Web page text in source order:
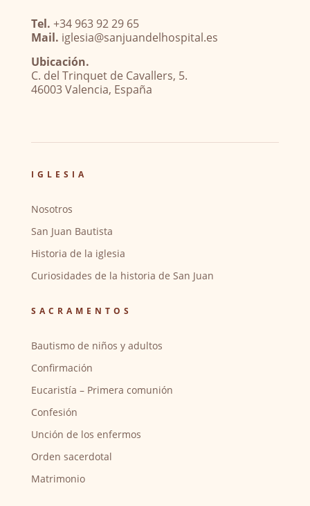
Tel. +34 963 92 29 65
Mail. iglesia@sanjuandelhospital.es
Ubicación.
C. del Trinquet de Cavallers, 5.
46003 Valencia, España
IGLESIA
Nosotros
San Juan Bautista
Historia de la iglesia
Curiosidades de la historia de San Juan
SACRAMENTOS
Bautismo de niños y adultos
Confirmación
Eucaristía – Primera comunión
Confesión
Unción de los enfermos
Orden sacerdotal
Matrimonio